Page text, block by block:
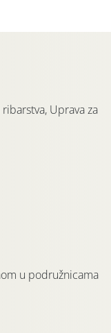
Uprava za
u podružnicama